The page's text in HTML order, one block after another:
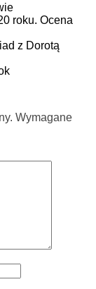
roku. Ocena
z Dorotą
Wymagane